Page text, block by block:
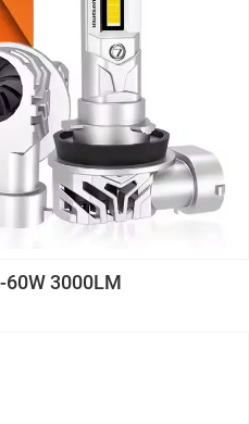
60W 3000LM